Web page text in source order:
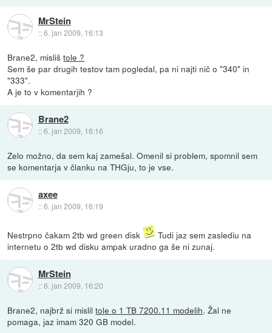
MrStein
::6. jan 2009, 16:13
Brane2, mislištole ?
Sem še par drugih testov tam pogledal, pa ni najti nič o "340" in
"333".
A je to v komentarjih ?
Brane2
::6. jan 2009, 16:16
Zelo možno, da sem kaj zamešal. Omenil si problem, spomnil sem
se komentarja v članku na THGju, to je vse.
axee
::6. jan 2009, 16:19
Nestrpno čakam 2tb wd green disk
Tudi jaz sem zaslediu na
internetu o 2tb wd disku ampak uradno ga še ni zunaj.
MrStein
::6. jan 2009, 16:20
Brane2, najbrž si misliltole o 1 TB 7200.11 modelih. Žal ne
pomaga, jaz imam 320 GB model.